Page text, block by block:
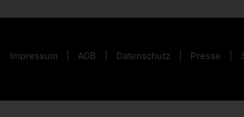
Impressum AGB Datenschutz Presse